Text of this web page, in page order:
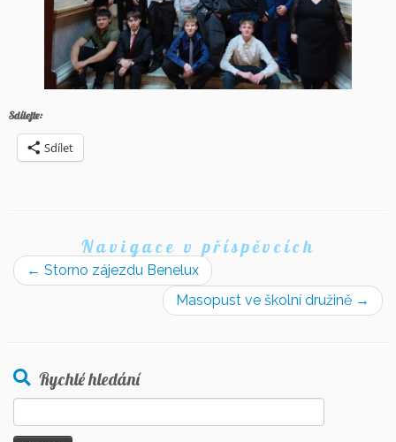
Sdílejte:
Sdílet
Navigace v příspěvcích
← Storno zájezdu Benelux
Masopust ve školní družině →
Rychlé hledání